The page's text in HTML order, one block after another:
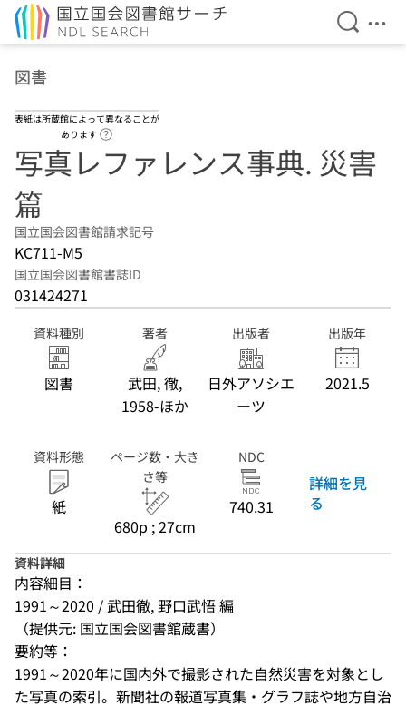
検索を
メ
図書
表紙は所蔵館によって異なることが
あります
写真レファレンス事典. 災害
篇
国立国会図書館請求記号
KC711-M5
国立国会図書館書誌ID
031424271
資料種別
図書
著者
武田, 徹,
1958-ほか
出版者
日外アソシエ
ーツ
出版年
2021.5
資料形態
紙
ページ数・大き
さ等
680p ; 27cm
NDC
740.31
詳細を見
る
資料詳細
内容細目：
1991～2020 / 武田徹, 野口武悟 編
（提供元: 国立国会図書館蔵書）
要約等：
1991～2020年に国内外で撮影された自然災害を対象とし
た写真の索引。新聞社の報道写真集・グラフ誌や地方自治